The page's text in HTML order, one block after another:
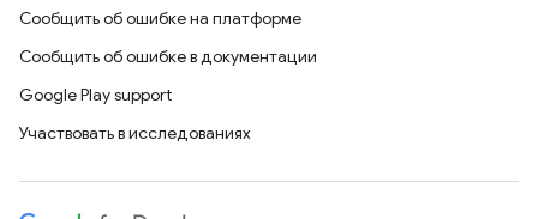
Сообщить об ошибке на платформе
Сообщить об ошибке в документации
Google Play support
Участвовать в исследованиях